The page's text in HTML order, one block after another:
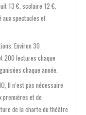
13 €, scolaire 12 €.
aux spectacles et
Environ 30
200 lectures chaque
chaque année.
Il n’est pas nécessaire
premières et de
de la charte du théâtre